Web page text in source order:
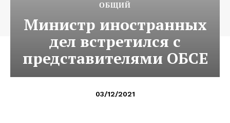
ОБЩИЙ
Министр иностранных
дел встретился с
представителями ОБСЕ
03/12/2021